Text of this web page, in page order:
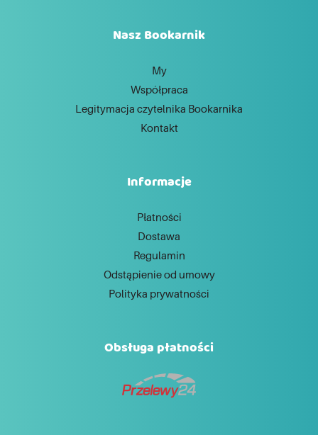
Nasz Bookarnik
My
Współpraca
Legitymacja czytelnika Bookarnika
Kontakt
Informacje
Płatności
Dostawa
Regulamin
Odstąpienie od umowy
Polityka prywatności
Obsługa płatności